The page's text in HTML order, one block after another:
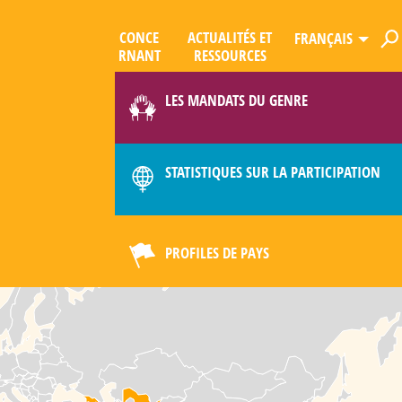
CONCE
R­NANT
ACTUALITÉS ET
RESSOURCES
FRANÇAIS
LES MANDATS DU GENRE
STATISTIQUES SUR LA PARTICIPATION
PROFILES DE PAYS